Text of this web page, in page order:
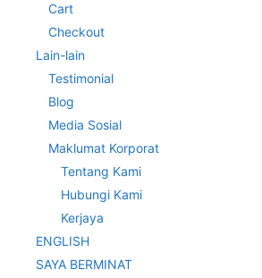
Cart
Checkout
Lain-lain
Testimonial
Blog
Media Sosial
Maklumat Korporat
Tentang Kami
Hubungi Kami
Kerjaya
ENGLISH
SAYA BERMINAT